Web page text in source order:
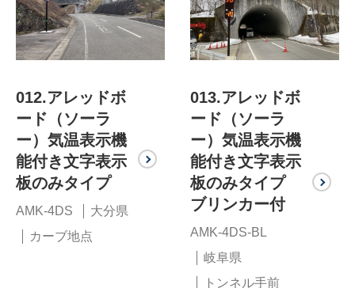
012.アレッドボ
ード（ソーラ
ー）気温表示機
能付き文字表示
板のみタイプ
AMK-4DS
大分県
カーブ地点
013.アレッドボ
ード（ソーラ
ー）気温表示機
能付き文字表示
板のみタイプ
ブリンカー付
AMK-4DS-BL
岐阜県
トンネル手前